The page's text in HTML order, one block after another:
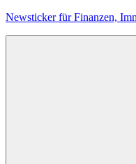
Zum
Newsticker für Finanzen,